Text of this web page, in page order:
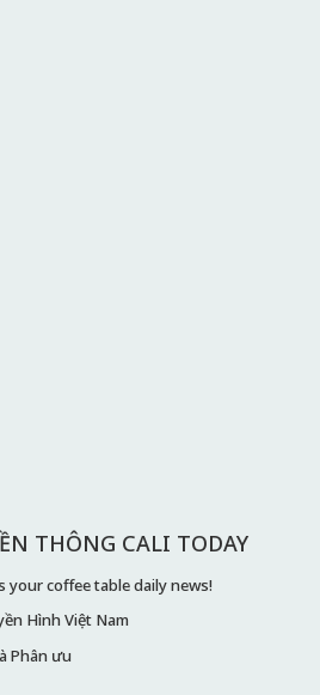
THÔNG CALI TODAY
your coffee table daily news!
Hình Việt Nam
Phân ưu